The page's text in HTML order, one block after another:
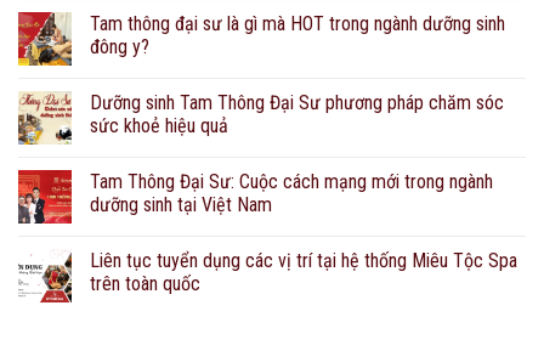
Tam thông đại sư là gì mà HOT trong ngành dưỡng sinh
đông y?
Dưỡng sinh Tam Thông Đại Sư phương pháp chăm sóc
sức khoẻ hiệu quả
Tam Thông Đại Sư: Cuộc cách mạng mới trong ngành
dưỡng sinh tại Việt Nam
Liên tục tuyển dụng các vị trí tại hệ thống Miêu Tộc Spa
trên toàn quốc